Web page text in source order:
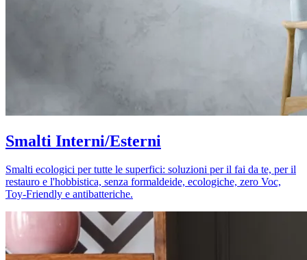
Smalti Interni/Esterni
Smalti ecologici per tutte le superfici: soluzioni per il fai da te, per il
restauro e l'hobbistica, senza formaldeide, ecologiche, zero Voc,
Toy-Friendly e antibatteriche.